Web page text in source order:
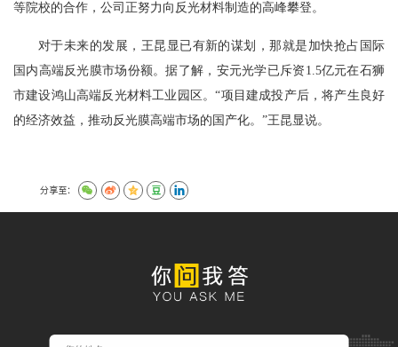
等院校的合作，公司正努力向反光材料制造的高峰攀登。
对于未来的发展，王昆显已有新的谋划，那就是加快抢占国际
国内高端反光膜市场份额。据了解，安元光学已斥资1.5亿元在石狮
市建设鸿山高端反光材料工业园区。“项目建成投产后，将产生良好
的经济效益，推动反光膜高端市场的国产化。”王昆显说。
分享至：